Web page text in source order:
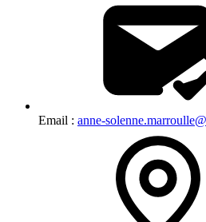
Email : anne-